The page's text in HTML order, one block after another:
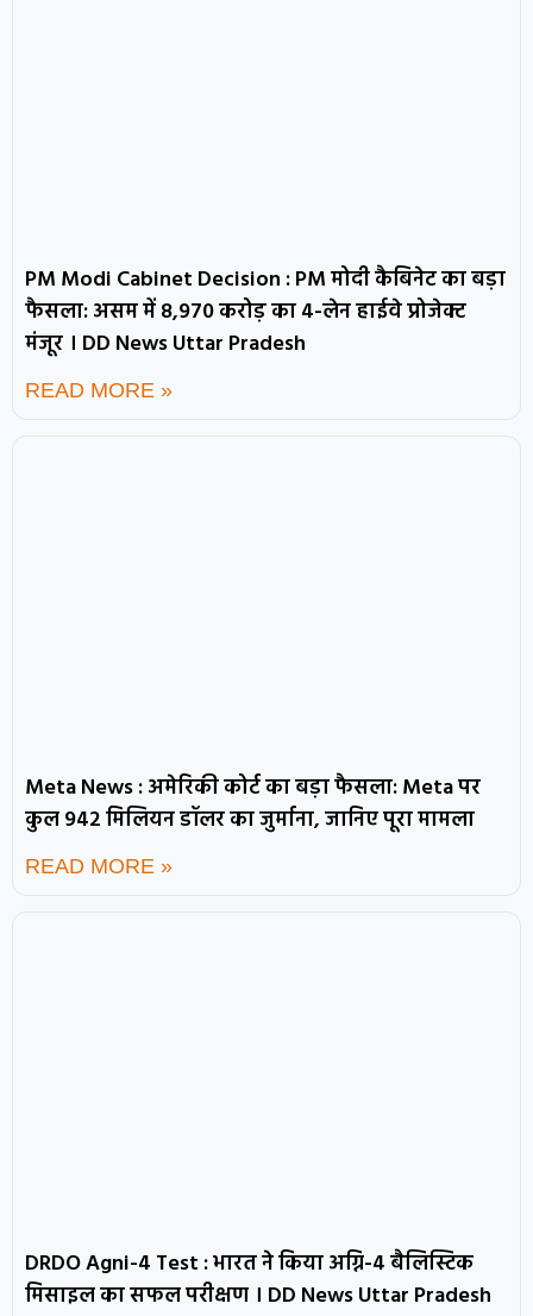
PM Modi Cabinet Decision : PM मोदी कैबिनेट का बड़ा
फैसला: असम में 8,970 करोड़ का 4-लेन हाईवे प्रोजेक्ट
मंजूर । DD News Uttar Pradesh
READ MORE »
Meta News : अमेरिकी कोर्ट का बड़ा फैसला: Meta पर
कुल 942 मिलियन डॉलर का जुर्माना, जानिए पूरा मामला
READ MORE »
DRDO Agni-4 Test : भारत ने किया अग्नि-4 बैलिस्टिक
मिसाइल का सफल परीक्षण । DD News Uttar Pradesh